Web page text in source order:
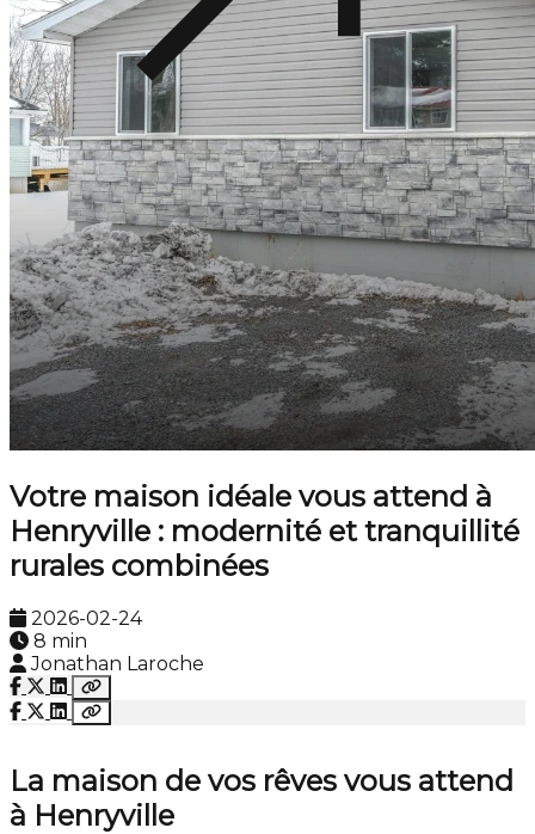
Votre maison idéale vous attend à
Henryville : modernité et tranquillité
rurales combinées
2026-02-24
8 min
Jonathan Laroche
La maison de vos rêves vous attend
à Henryville